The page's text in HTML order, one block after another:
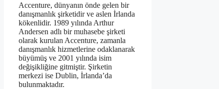
Accenture, dünyanın önde gelen bir
danışmanlık şirketidir ve aslen İrlanda
kökenlidir. 1989 yılında Arthur
Andersen adlı bir muhasebe şirketi
olarak kurulan Accenture, zamanla
danışmanlık hizmetlerine odaklanarak
büyümüş ve 2001 yılında isim
değişikliğine gitmiştir. Şirketin
merkezi ise Dublin, İrlanda’da
bulunmaktadır.